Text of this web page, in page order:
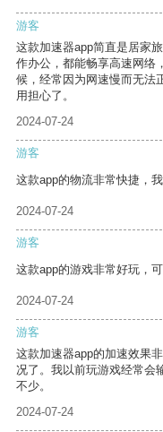
游客
这款加速器app简直是居家
作办公，都能畅享高速网络
候，经常因为网速慢而无法
用担心了。
2024-07-24
游客
这款app的物流非常快捷，
2024-07-24
游客
这款app的游戏非常好玩，
2024-07-24
游客
这款加速器app的加速效果
况了。我以前玩游戏经常会
不少。
2024-07-24